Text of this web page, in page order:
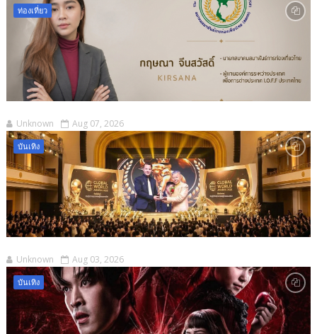
ท่องเที่ยว
Unknown Aug 07, 2026
บันเทิง
Unknown Aug 03, 2026
บันเทิง